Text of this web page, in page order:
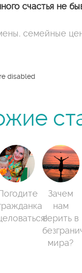
счастья не
, семейные
disabled
Зачем
нам
верить в
мира?